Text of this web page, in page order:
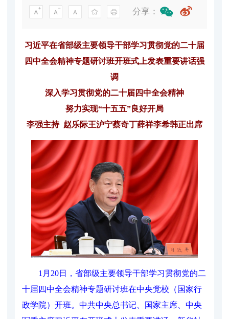
分享：
习近平在省部级主要领导干部学习贯彻党的二十届
四中全会精神专题研讨班开班式上发表重要讲话强
调
深入学习贯彻党的二十届四中全会精神
努力实现“十五五”良好开局
李强主持 赵乐际王沪宁蔡奇丁薛祥李希韩正出席
1月20日，省部级主要领导干部学习贯彻党的二
十届四中全会精神专题研讨班在中央党校（国家行
政学院）开班。中共中央总书记、国家主席、中央